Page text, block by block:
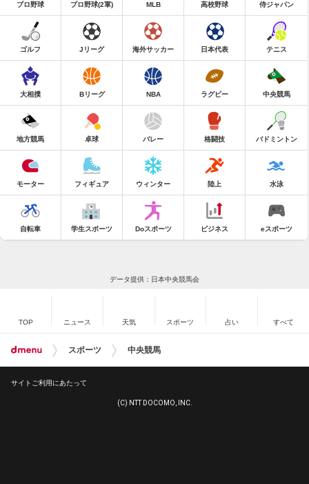
プロ野球 プロ野球(2軍) MLB 高校野球 侍ジャパン
ゴルフ Jリーグ 海外サッカー 日本代表 テニス
大相撲 Bリーグ NBA ラグビー 中央競馬
地方競馬 卓球 バレー 格闘技 バドミントン
モーター フィギュア ウィンター 陸上 水泳
自転車 学生スポーツ Doスポーツ ビジネス eスポーツ
データ提供：日本中央競馬会
TOP ニュース 天気 スポーツ 占い すべて
スポーツ 中央競馬
サイトご利用にあたって
(C) NTT DOCOMO, INC.